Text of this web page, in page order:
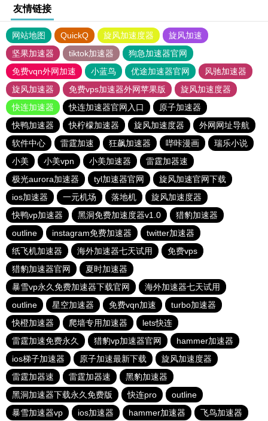
友情链接
网站地图 QuickQ 旋风加速度器
旋风加速
坚果加速器
tiktok加速器
狗急加速器官网
免费vqn外网加速
小蓝鸟 优途加速器官网
风驰加速器
旋风加速器
免费vps加速器外网苹果版
旋风加速度器
快连加速器
快连加速器官网入口
原子加速器
快鸭加速器
快柠檬加速器 旋风加速度器
外网网址导航
软件中心
雷霆加速 狂飙加速器 哔咔漫画
瑞乐小说
小美
小美vpn 小美加速器
雷霆加器速
极光aurora加速器
tyl加速器官网
旋风加速官网下载
ios加速器
一元机场 落地机
旋风加速度器
快鸭vp加速器
黑洞免费加速度器v1.0
猎豹加速器
outline
instagram免费加速器
twitter加速器
纸飞机加速器
海外加速器七天试用
免费vps
猎豹加速器官网
夏时加速器
暴雪vp永久免费加速器下载官网
海外加速器七天试用
outline
星空加速器 免费vqn加速
turbo加速器
快橙加速器
爬墙专用加速器
lets快连
雷霆加速免费永久
猎豹vp加速器官网
hammer加速器
ios梯子加速器
原子加速最新下载
旋风加速度器
雷霆加器速
雷霆加器速
黑豹加速器
黑洞加速器下载永久免费版
快连pro
outline
暴雪加速器vp
ios加速器 hammer加速器 飞鸟加速器